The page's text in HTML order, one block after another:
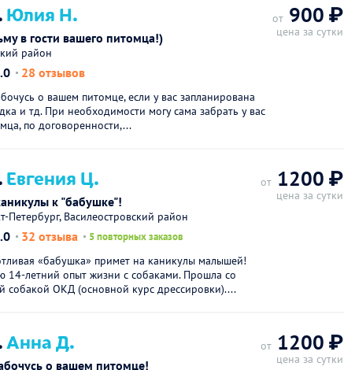
Юлия Н.
в гости вашего питомца!)
район
28 отзывов
о вашем питомце, если у вас запланирована
и тд. При необходимости могу сама забрать у вас
по договоренности,...
от 900 ₽
цена за сутки
Евгения Ц.
к "бабушке"!
Петербург, Василеостровский район
32 отзыва 5 повторных заказов
«бабушка» примет на каникулы малышей!
14-летний опыт жизни с собаками. Прошла со
собакой ОКД (основной курс дрессировки)....
от 1200 ₽
цена за сутки
Анна Д.
о вашем питомце!
от 1200 ₽
цена за сутки